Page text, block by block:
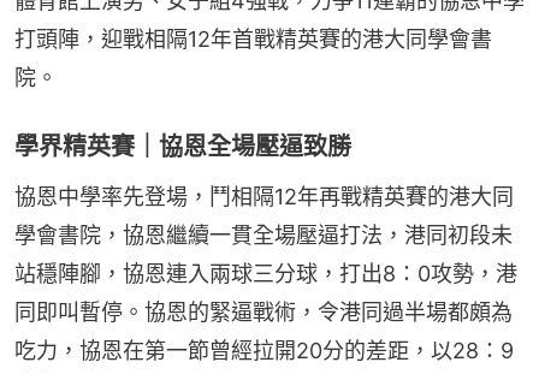
打頭陣，迎戰相隔12年首戰精英賽的港大同學會書
院。
學界精英賽｜協恩全場壓逼致勝
協恩中學率先登場，鬥相隔12年再戰精英賽的港大同
學會書院，協恩繼續一貫全場壓逼打法，港同初段未
站穩陣腳，協恩連入兩球三分球，打出8：0攻勢，港
同即叫暫停。協恩的緊逼戰術，令港同過半場都頗為
吃力，協恩在第一節曾經拉開20分的差距，以28：9